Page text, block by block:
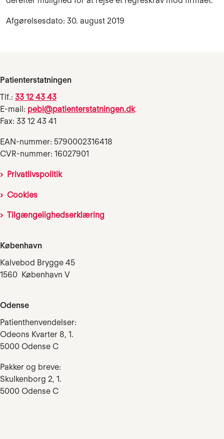
Afgørelsesdato: 30. august 2019
Patienterstatningen
Tlf.: 33 12 43 43
E-mail: pebl@patienterstatningen.dk
Fax: 33 12 43 41
EAN-nummer: 5790002316418
CVR-nummer: 16027901
Privatlivspolitik
Cookies
Tilgængelighedserklæring
København
Kalvebod Brygge 45
1560 København V
Odense
Patienthenvendelser:
Odeons Kvarter 8, 1.
5000 Odense C
Pakker og breve:
Skulkenborg 2, 1.
5000 Odense C